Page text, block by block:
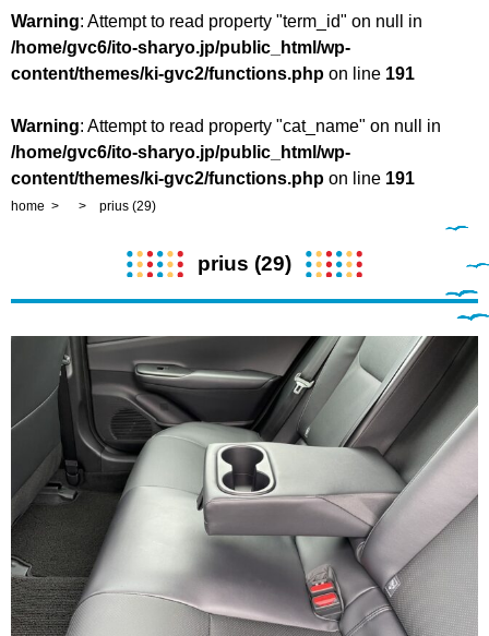
Warning: Attempt to read property "term_id" on null in
/home/gvc6/ito-sharyo.jp/public_html/wp-
content/themes/ki-gvc2/functions.php on line 191
Warning: Attempt to read property "cat_name" on null in
/home/gvc6/ito-sharyo.jp/public_html/wp-
content/themes/ki-gvc2/functions.php on line 191
home prius (29)
prius (29)